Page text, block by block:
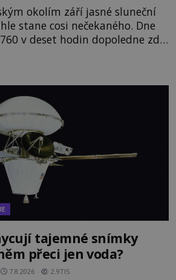
okolím září jasné sluneční
stane cosi nečekaného. Dne
v deset hodin dopoledne zde
historicky doloženému
klam, nebo se zde skutečně
loď
tajemné snímky
přeci jen voda?
7.8.2026 2.9TIS